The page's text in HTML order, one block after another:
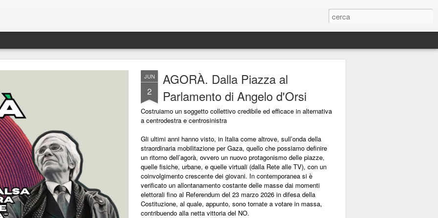
JUN
2
AGORÀ. Dalla Piazza al
Parlamento di Angelo d'Orsi
Costruiamo un soggetto collettivo credibile ed efficace in alternativa
a centrodestra e centrosinistra
Gli ultimi anni hanno visto, in Italia come altrove, sull’onda della
straordinaria mobilitazione per Gaza, quello che possiamo definire
un ritorno dell’agorà, ovvero un nuovo protagonismo delle piazze,
quelle fisiche, urbane, e quelle virtuali (dalla Rete alle TV), con un
coinvolgimento crescente dei giovani. In contemporanea si è
verificato un allontanamento costante delle masse dai momenti
elettorali fino al Referendum del 23 marzo 2026 in difesa della
Costituzione, al quale, appunto, sono tornate a votare in massa,
contribuendo alla netta vittoria del NO.